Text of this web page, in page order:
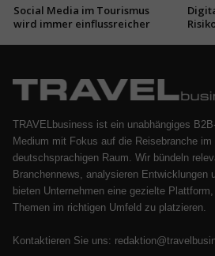
Social Media im Tourismus
wird immer einflussreicher
TRAVELbusiness ist ein unabhängiges
Medium mit Fokus auf die Reisebranche im
deutschsprachigen Raum. Wir bündeln
Branchennews, analysieren Entwicklungen
bieten Unternehmen eine gezielte
Themen im richtigen Umfeld zu platzieren.
Kontaktieren Sie uns: